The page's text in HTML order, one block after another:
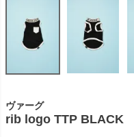
ヴァーグ
rib logo TTP BLACK